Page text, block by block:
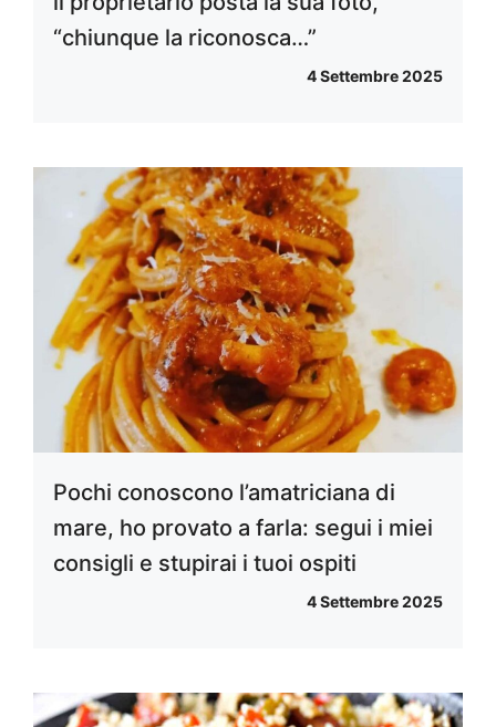
“chiunque la riconosca…”
4 Settembre 2025
Pochi conoscono l’amatriciana di
mare, ho provato a farla: segui i miei
consigli e stupirai i tuoi ospiti
4 Settembre 2025